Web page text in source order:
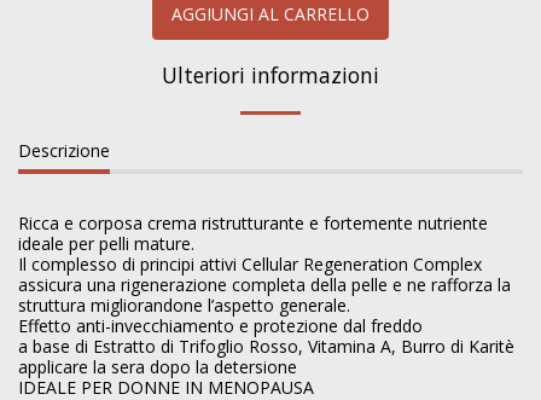
AGGIUNGI AL CARRELLO
Ulteriori informazioni
Descrizione
Ricca e corposa crema ristrutturante e fortemente nutriente
ideale per pelli mature.
Il complesso di principi attivi Cellular Regeneration Complex
assicura una rigenerazione completa della pelle e ne rafforza la
struttura migliorandone l’aspetto generale.
Effetto anti-invecchiamento e protezione dal freddo
a base di Estratto di Trifoglio Rosso, Vitamina A, Burro di Karitè
applicare la sera dopo la detersione
IDEALE PER DONNE IN MENOPAUSA